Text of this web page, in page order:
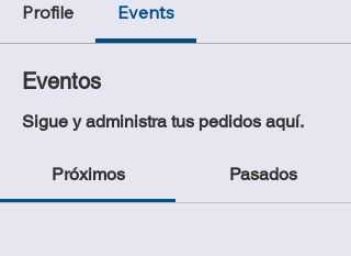
Profile Events
Eventos
Sigue y administra tus pedidos aquí.
Próximos Pasados